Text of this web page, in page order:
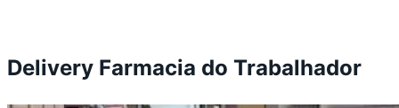
Delivery Farmacia do Trabalhador